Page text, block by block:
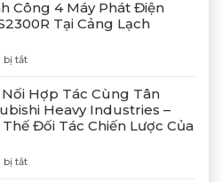
Công 4 Máy Phát Điện
Tại Cảng Lạch
bị tắtở
Giao
Thành
Công
4
Phát
Nối Hợp Tác Cùng Tân
Heavy Industries –
Đối Tác Chiến Lược Của
bị tắtở